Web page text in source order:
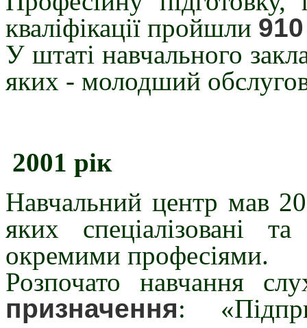
кваліфікації пройшли 910
У штаті навчального
яких - молодший
2001 рік
Навчальний центр мав
яких спеціалізовані
окремими професіями.
Розпочато навчання
призначення: